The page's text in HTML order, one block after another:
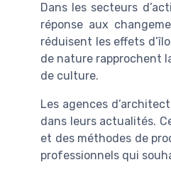
Dans les secteurs
réponse aux
réduisent les effets
de nature rapprochent
de culture.
Les agences
dans leurs actualités.
et des méthodes de
professionnels qui